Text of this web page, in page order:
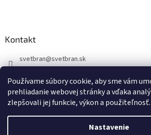
Používame súbory cookie, aby sme vám
prehliadanie webovej stránky a vďaka
zlepšovali jej funkcie, výkon a použiteľnosť.
Nastavenie
Kontakt
svetbran@svetbran.sk
https://www.facebook.com/
Vytvoril Shoptet